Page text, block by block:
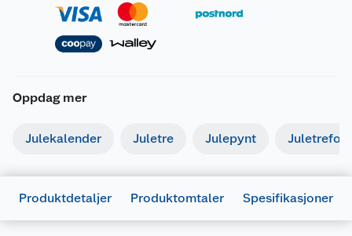
Oppdag mer
Julekalender Juletre Julepynt Juletrefot
Produktdetaljer Produktomtaler Spesifikasjoner